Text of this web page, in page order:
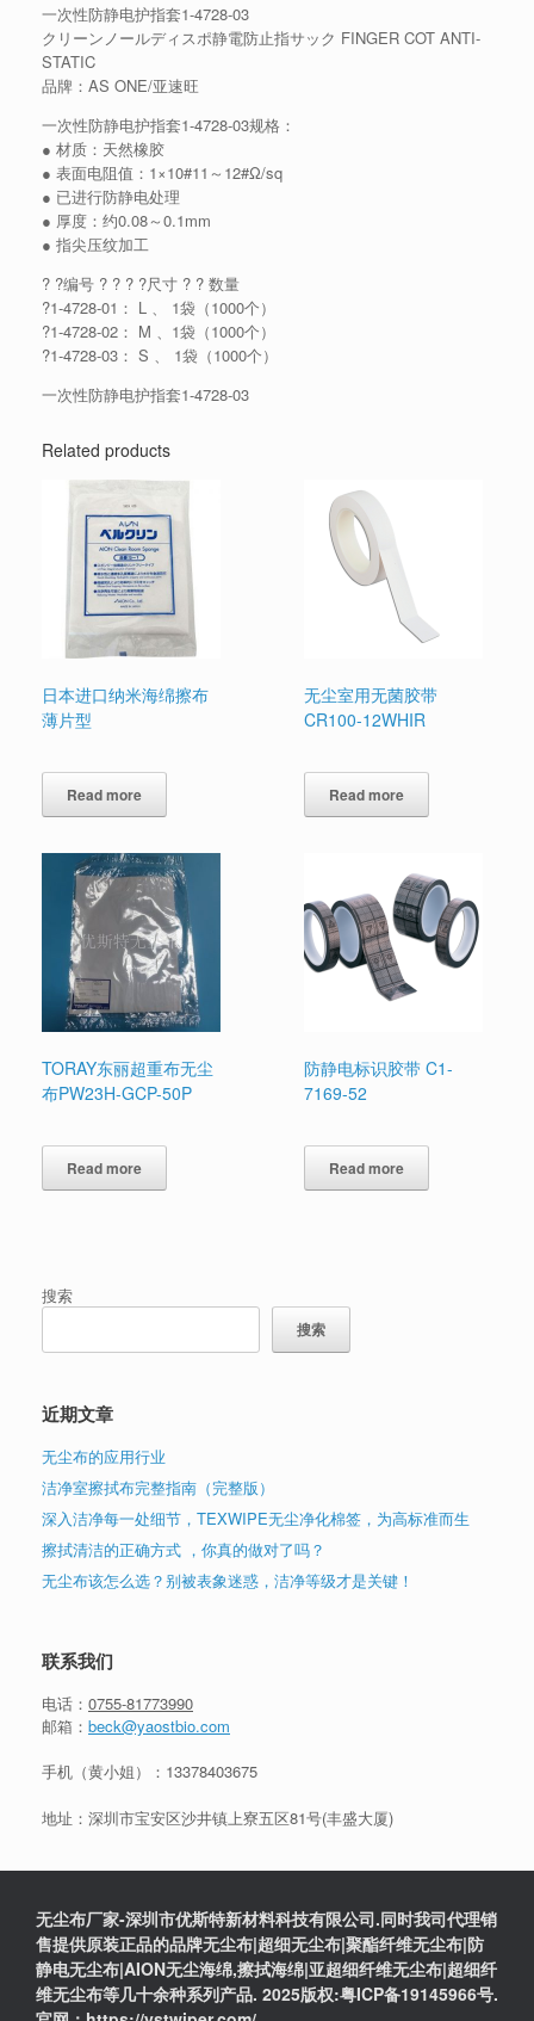
一次性防静电护指套1-4728-03
クリーンノールディスポ静電防止指サック FINGER COT ANTI-
STATIC
品牌：AS ONE/亚速旺
一次性防静电护指套1-4728-03规格：
● 材质：天然橡胶
● 表面电阻值：1×10#11～12#Ω/sq
● 已进行防静电处理
● 厚度：约0.08～0.1mm
● 指尖压纹加工
? ?编号 ? ? ? ?尺寸 ? ? 数量
?1-4728-01： L 、 1袋（1000个）
?1-4728-02： M 、1袋（1000个）
?1-4728-03： S 、 1袋（1000个）
一次性防静电护指套1-4728-03
Related products
日本进口纳米海绵擦布
薄片型
Read more
无尘室用无菌胶带
CR100-12WHIR
Read more
TORAY东丽超重布无尘
布PW23H-GCP-50P
Read more
防静电标识胶带 C1-
7169-52
Read more
搜索
搜索
近期文章
无尘布的应用行业
洁净室擦拭布完整指南（完整版）
深入洁净每一处细节，TEXWIPE无尘净化棉签，为高标准而生
擦拭清洁的正确方式 ，你真的做对了吗？
无尘布该怎么选？别被表象迷惑，洁净等级才是关键！
联系我们
电话： 0755-81773990
邮箱： beck@yaostbio.com
手机（黄小姐）： 13378403675
地址：深圳市宝安区沙井镇上寮五区81号(丰盛大厦)
无尘布厂家-深圳市优斯特新材料科技有限公司.同时我司代理销
售提供原装正品的品牌无尘布|超细无尘布|聚酯纤维无尘布|防
静电无尘布|AION无尘海绵,擦拭海绵|亚超细纤维无尘布|超细纤
维无尘布等几十余种系列产品. 2025版权:粤ICP备19145966号.